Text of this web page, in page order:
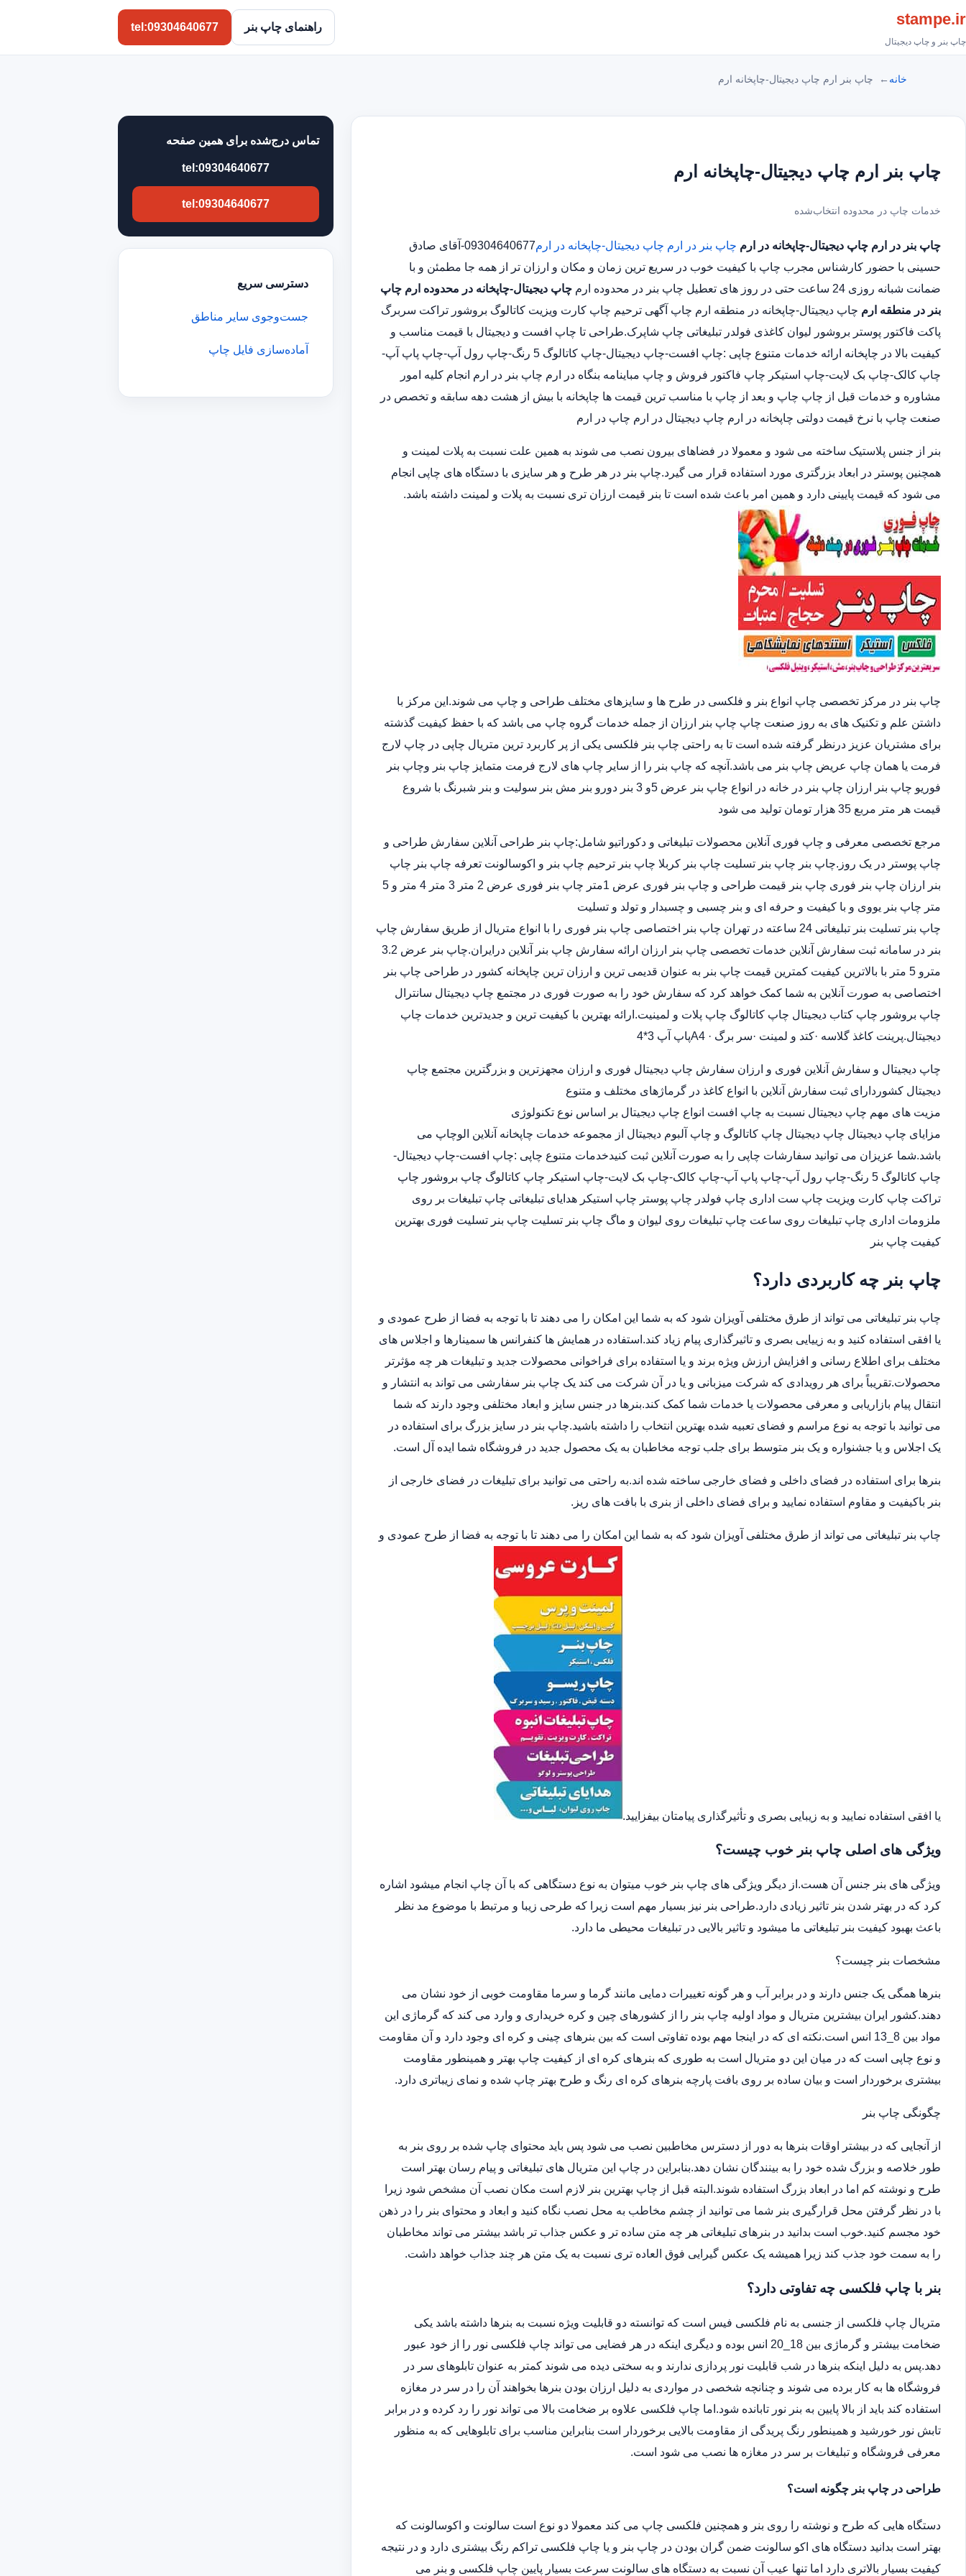
stampe.ir
چاپ بنر و چاپ دیجیتال
راهنمای چاپ بنر tel:09304640677
خانه چاپ بنر ارم چاپ دیجیتال-چاپخانه ارم
چاپ بنر ارم چاپ دیجیتال-چاپخانه ارم
خدمات چاپ در محدوده انتخاب‌شده
چاپ بنر در ارم چاپ دیجیتال-چاپخانه در ارم چاپ بنر در ارم چاپ دیجیتال-چاپخانه در ارم
09304640677-آقای صادق
حسینی با حضور کارشناس مجرب چاپ با کیفیت خوب در سریع ترین زمان و مکان و ارزان تر از همه جا مطمئن و با
ضمانت شبانه روزی 24 ساعت حتی در روز های تعطیل چاپ بنر در محدوده ارم
چاپ دیجیتال-چاپخانه در محدوده ارم چاپ
بنر در منطقه ارم چاپ دیجیتال-چاپخانه در منطقه ارم چاپ آگهی ترحیم چاپ کارت ویزیت کاتالوگ بروشور تراکت سربرگ
پاکت فاکتور پوستر بروشور لیوان کاغذی فولدر تبلیغاتی چاپ شاپرک.طراحی تا چاپ افست و دیجیتال با قیمت مناسب و
کیفیت بالا در چاپخانه ارائه خدمات متنوع چاپی :چاپ افست-چاپ دیجیتال-چاپ کاتالوگ 5 رنگ-چاپ رول آپ-چاپ پاپ آپ-
چاپ کالک-چاپ بک لایت-چاپ استیکر چاپ فاکتور فروش و چاپ مباینامه بنگاه در ارم چاپ بنر در ارم انجام کلیه امور
مشاوره و خدمات قبل از چاپ چاپ و بعد از چاپ با مناسب ترین قیمت ها چاپخانه با بیش از هشت دهه سابقه و تخصص در
صنعت چاپ با نرخ قیمت دولتی چاپخانه در ارم چاپ دیجیتال در ارم چاپ در ارم
بنر از جنس پلاستیک ساخته می شود و معمولا در فضاهای بیرون نصب می شوند به همین علت نسبت به پلات لمینت و
همچنین پوستر در ابعاد بزرگتری مورد استفاده قرار می گیرد.چاپ بنر در هر طرح و هر سایزی با دستگاه های چاپی انجام
می شود که قیمت پایینی دارد و همین امر باعث شده است تا بنر قیمت ارزان تری نسبت به پلات و لمینت داشته باشد.
چاپ بنر در مرکز تخصصی چاپ انواع بنر و فلکسی در طرح ها و سایزهای مختلف طراحی و چاپ می شوند.این مرکز با
داشتن علم و تکنیک های به روز صنعت چاپ چاپ بنر ارزان از جمله خدمات گروه چاپ می باشد که با حفظ کیفیت گذشته
برای مشتریان عزیز درنظر گرفته شده است تا به راحتی چاپ بنر فلکسی یکی از پر کاربرد ترین متریال چاپی در چاپ لارج
فرمت یا همان چاپ عریض چاپ بنر می باشد.آنچه که چاپ بنر را از سایر چاپ های لارج فرمت متمایز چاپ بنر وچاپ بنر
فوریو چاپ بنر ارزان چاپ بنر در خانه در انواع چاپ بنر عرض 5و 3 بنر دورو بنر مش بنر سولیت و بنر شبرنگ با شروع
قیمت هر متر مربع 35 هزار تومان تولید می شود
مرجع تخصصی معرفی و چاپ فوری آنلاین محصولات تبلیغاتی و دکوراتیو شامل:چاپ بنر طراحی آنلاین سفارش طراحی و
چاپ پوستر در یک روز.چاپ بنر چاپ بنر تسلیت چاپ بنر کربلا چاپ بنر ترحیم چاپ بنر و اکوسالونت تعرفه چاپ بنر چاپ
بنر ارزان چاپ بنر فوری چاپ بنر قیمت طراحی و چاپ بنر فوری عرض 1متر چاپ بنر فوری عرض 2 متر 3 متر 4 متر و 5
متر چاپ بنر یووی و با کیفیت و حرفه ای و بنر چسبی و چسبدار و تولد و تسلیت
چاپ بنر تسلیت بنر تبلیغاتی 24 ساعته در تهران چاپ بنر اختصاصی چاپ بنر فوری را با انواع متریال از طریق سفارش چاپ
بنر در سامانه ثبت سفارش آنلاین خدمات تخصصی چاپ بنر ارزان ارائه سفارش چاپ بنر آنلاین درایران.چاپ بنر عرض 3.2
مترو 5 متر با بالاترین کیفیت کمترین قیمت چاپ بنر به عنوان قدیمی ترین و ارزان ترین چاپخانه کشور در طراحی چاپ بنر
اختصاصی به صورت آنلاین به شما کمک خواهد کرد که سفارش خود را به صورت فوری در مجتمع چاپ دیجیتال سانترال
چاپ بروشور چاپ کتاب دیجیتال چاپ کاتالوگ چاپ پلات و لمینیت.ارائه بهترین با کیفیت ترین و جدیدترین خدمات چاپ
دیجیتال.پرینت کاغذ گلاسه ·‎کتد و لمینت ·‎سر برگ A4 ·‎پاپ آپ 3*4
چاپ دیجیتال و سفارش آنلاین فوری و ارزان سفارش چاپ دیجیتال فوری و ارزان مجهزترین و بزرگترین مجتمع چاپ
دیجیتال کشوردارای ثبت سفارش آنلاین با انواع کاغذ در گرماژهای مختلف و متنوع
مزیت های مهم چاپ دیجیتال نسبت به چاپ افست انواع چاپ دیجیتال بر اساس نوع تکنولوژی
مزایای چاپ دیجیتال چاپ دیجیتال چاپ کاتالوگ و چاپ آلبوم دیجیتال از مجموعه خدمات چاپخانه آنلاین الوچاپ می
باشد.شما عزیزان می توانید سفارشات چاپی را به صورت آنلاین ثبت کنیدخدمات متنوع چاپی :چاپ افست-چاپ دیجیتال-
چاپ کاتالوگ 5 رنگ-چاپ رول آپ-چاپ پاپ آپ-چاپ کالک-چاپ بک لایت-چاپ استیکر چاپ کاتالوگ چاپ بروشور چاپ
تراکت چاپ کارت ویزیت چاپ ست اداری چاپ فولدر چاپ پوستر چاپ استیکر هدایای تبلیغاتی چاپ تبلیغات بر روی
ملزومات اداری چاپ تبلیغات روی ساعت چاپ تبلیغات روی لیوان و ماگ چاپ بنر تسلیت چاپ بنر تسلیت فوری بهترین
کیفیت چاپ بنر
چاپ بنر چه کاربردی دارد؟
چاپ بنر تبلیغاتی می تواند از طرق مختلفی آویزان شود که به شما این امکان را می دهند تا با توجه به فضا از طرح عمودی و
یا افقی استفاده کنید و به زییایی بصری و تاثیرگذاری پیام زیاد کند.استفاده در همایش ها کنفرانس ها سمینارها و اجلاس های
مختلف برای اطلاع رسانی و افزایش ارزش ویژه برند و یا استفاده برای فراخوانی محصولات جدید و تبلیغات هر چه مؤثرتر
محصولات.تقریباً برای هر رویدادی که شرکت میزبانی و یا در آن شرکت می کند یک چاپ بنر سفارشی می تواند به انتشار و
انتقال پیام بازاریابی و معرفی محصولات یا خدمات شما کمک کند.بنرها در جنس سایز و ابعاد مختلفی وجود دارند که شما
می توانید با توجه به نوع مراسم و فضای تعبیه شده بهترین انتخاب را داشته باشید.چاپ بنر در سایز بزرگ برای استفاده در
یک اجلاس و یا جشنواره و یک بنر متوسط برای جلب توجه مخاطبان به یک محصول جدید در فروشگاه شما ایده آل است.
بنرها برای استفاده در فضای داخلی و فضای خارجی ساخته شده اند.به راحتی می توانید برای تبلیغات در فضای خارجی از
بنر باکیفیت و مقاوم استفاده نمایید و برای فضای داخلی از بنری با بافت های ریز.
چاپ بنر تبلیغاتی می تواند از طرق مختلفی آویزان شود که به شما این امکان را می دهند تا با توجه به فضا از طرح عمودی و
یا افقی استفاده نمایید و به زیبایی بصری و تأثیرگذاری پیامتان بیفزایید.
ویژگی های اصلی چاپ بنر خوب چیست؟
ویژگی های بنر جنس آن هست.از دیگر ویژگی های چاپ بنر خوب میتوان به نوع دستگاهی که با آن چاپ انجام میشود اشاره
کرد که در بهتر شدن بنر تاثیر زیادی دارد.طراحی بنر نیز بسیار مهم است زیرا که طرحی زیبا و مرتبط با موضوع مد نظر
باعث بهبود کیفیت بنر تبلیغاتی ما میشود و تاثیر بالایی در تبلیغات محیطی ما دارد.
مشخصات بنر چیست؟
بنرها همگی یک جنس دارند و در برابر آب و هر گونه تغییرات دمایی مانند گرما و سرما مقاومت خوبی از خود نشان می
دهند.کشور ایران بیشترین متریال و مواد اولیه چاپ بنر را از کشورهای چین و کره خریداری و وارد می کند که گرماژی این
مواد بین 8_13 انس است.نکته ای که در اینجا مهم بوده تفاوتی است که بین بنرهای چینی و کره ای وجود دارد و آن مقاومت
و نوع چاپی است که در میان این دو متریال است به طوری که بنرهای کره ای از کیفیت چاپ بهتر و همینطور مقاومت
بیشتری برخوردار است و بیان ساده بر روی بافت پارچه بنرهای کره ای رنگ و طرح بهتر چاپ شده و نمای زیباتری دارد.
چگونگی چاپ بنر
از آنجایی که در بیشتر اوقات بنرها به دور از دسترس مخاطبین نصب می شود پس باید محتوای چاپ شده بر روی بنر به
طور خلاصه و بزرگ شده خود را به بینندگان نشان دهد.بنابراین در چاپ این متریال های تبلیغاتی و پیام رسان بهتر است
طرح و نوشته کم اما در ابعاد بزرگ استفاده شوند.البته قبل از چاپ بهترین بنر لازم است مکان نصب آن مشخص شود زیرا
با در نظر گرفتن محل قرارگیری بنر شما می توانید از چشم مخاطب به محل نصب نگاه کنید و ابعاد و محتوای بنر را در ذهن
خود مجسم کنید.خوب است بدانید در بنرهای تبلیغاتی هر چه متن ساده تر و عکس جذاب تر باشد بیشتر می تواند مخاطبان
را به سمت خود جذب کند زیرا همیشه یک عکس گیرایی فوق العاده تری نسبت به یک متن هر چند جذاب خواهد داشت.
بنر با چاپ فلکسی چه تفاوتی دارد؟
متریال چاپ فلکسی از جنسی به نام فلکسی فیس است که توانسته دو قابلیت ویژه نسبت به بنرها داشته باشد یکی
ضخامت بیشتر و گرماژی بین 18_20 انس بوده و دیگری اینکه در هر فضایی می تواند چاپ فلکسی نور را از خود عبور
دهد.پس به دلیل اینکه بنرها در شب قابلیت نور پردازی ندارند و به سختی دیده می شوند کمتر به عنوان تابلوهای سر در
فروشگاه ها به کار برده می شوند و چنانچه شخصی در مواردی به دلیل ارزان بودن بنرها بخواهند آن را در سر در مغازه
استفاده کند باید از بالا پایین به بنر نور تابانده شود.اما چاپ فلکسی علاوه بر ضخامت بالا می تواند نور را رد کرده و در برابر
تابش نور خورشید و همینطور رنگ پریدگی از مقاومت بالایی برخوردار است بنابراین مناسب برای تابلوهایی که به منظور
معرفی فروشگاه و تبلیغات بر سر در مغازه ها نصب می شود است.
طراحی در چاپ بنر چگونه است؟
دستگاه هایی که طرح و نوشته را روی بنر و همچنین فلکسی چاپ می کند معمولا دو نوع است سالونت و اکوسالونت که
بهتر است بدانید دستگاه های اکو سالونت ضمن گران بودن در چاپ بنر و یا چاپ فلکسی تراکم رنگ بیشتری دارد و در نتیجه
کیفیت بسیار بالاتری دارد اما تنها عیب آن نسبت به دستگاه های سالونت سرعت بسیار پایین چاپ فلکسی و بنر می
تماس درج‌شده برای همین صفحه
tel:09304640677
tel:09304640677
دسترسی سریع
جست‌وجوی سایر مناطق
آماده‌سازی فایل چاپ